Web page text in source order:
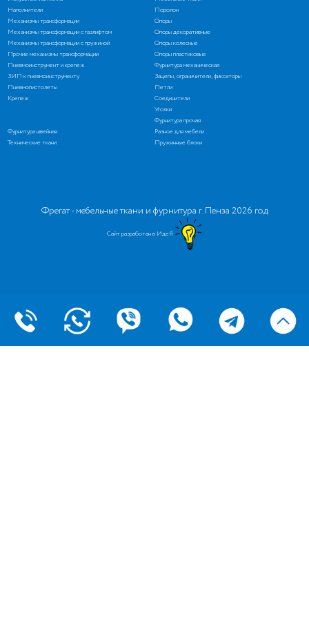
Наполнители
Поролон
Механизмы трансформации
Механизмы трансформации с газлифтом
Механизмы трансформации с пружиной
Прочие механизмы трансформации
Опоры
Опоры декоративные
Опоры колесные
Опоры пластиковые
Пневмоинструмент и крепеж
ЗИП к пневмоинструменту
Пневмопистолеты
Крепеж
Фурнитура механическая
Зацепы, ограничители, фиксаторы
Петли
Соединители
Уголки
Фурнитура прочая
Фурнитура швейная
Разное для мебели
Технические ткани
Пружинные блоки
Фрегат - мебельные ткани и фурнитура г. Пенза 2026 год
Сайт разработан в ИдеЯ